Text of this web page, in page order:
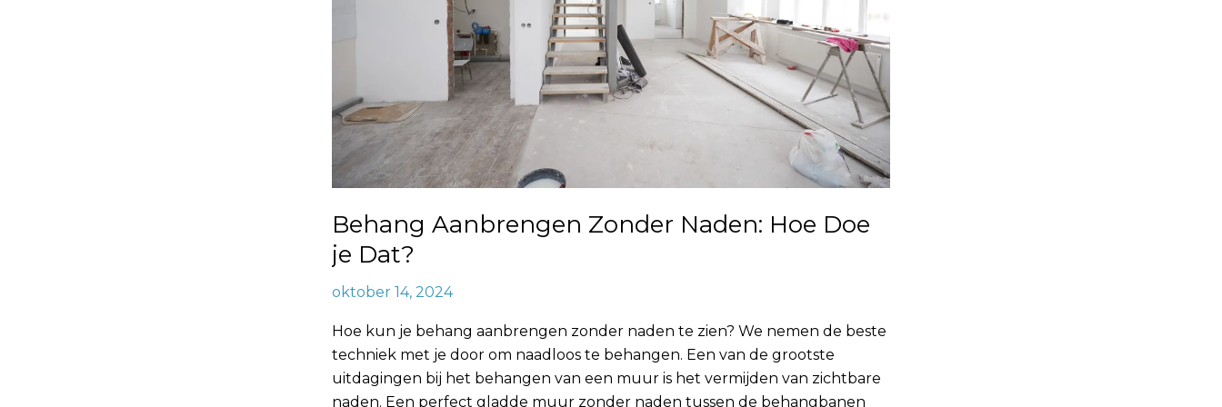
Behang Aanbrengen Zonder Naden: Hoe Doe
je Dat?
oktober 14, 2024
Hoe kun je behang aanbrengen zonder naden te zien? We nemen de beste
techniek met je door om naadloos te behangen. Een van de grootste
uitdagingen bij het behangen van een muur is het vermijden van zichtbare
naden. Een perfect gladde muur zonder naden tussen de behangbanen